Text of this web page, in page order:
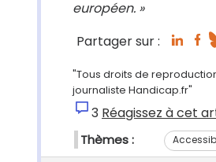
européen. »
Partager sur :
"Tous droits de
journaliste Handicap.fr"
3 Réagissez à cet
Thèmes :